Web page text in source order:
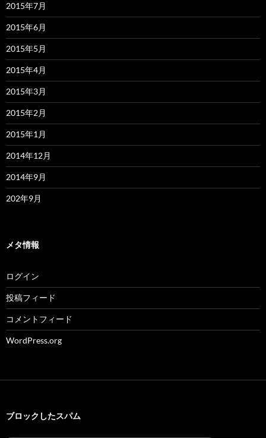
2015年7月
2015年6月
2015年5月
2015年4月
2015年3月
2015年2月
2015年1月
2014年12月
2014年9月
202年9月
メタ情報
ログイン
投稿フィード
コメントフィード
WordPress.org
ブロックしたスパム